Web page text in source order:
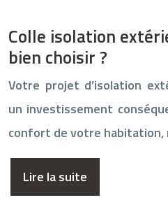
Colle isolation
bien choisir ?
Votre projet d’isolation
un investissement
confort de votre
Lire la suite